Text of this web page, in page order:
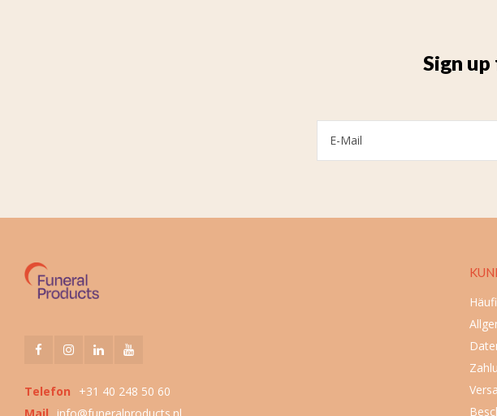
Sign
Telefon
+31 40 248 50 60
Mail
info@funeralproducts.nl